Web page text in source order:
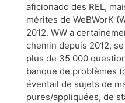
aficionado des REL,
mérites de WeBWorK
2012. WW a
chemin depuis 2012,
plus de 35 000
banque de problèmes
éventail de sujets de
pures/appliquées, de